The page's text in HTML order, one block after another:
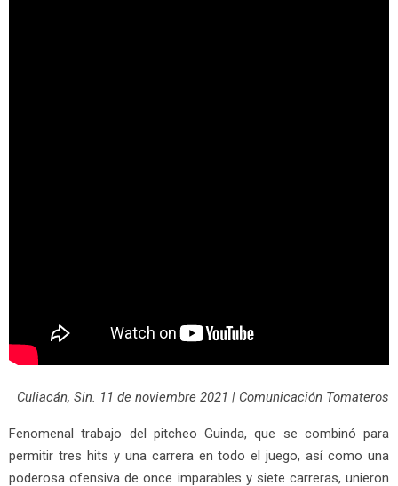
Culiacán, Sin. 11 de noviembre 2021 | Comunicación Tomateros
Fenomenal trabajo del pitcheo Guinda, que se combinó para
permitir tres hits y una carrera en todo el juego, así como una
poderosa ofensiva de once imparables y siete carreras, unieron